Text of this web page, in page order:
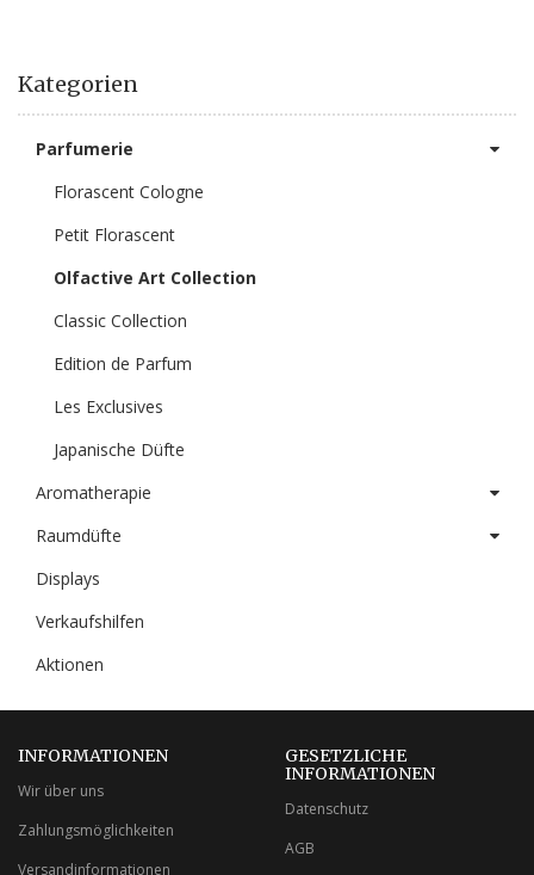
Kategorien
Parfumerie
Florascent Cologne
Petit Florascent
Olfactive Art Collection
Classic Collection
Edition de Parfum
Les Exclusives
Japanische Düfte
Aromatherapie
Raumdüfte
Displays
Verkaufshilfen
Aktionen
INFORMATIONEN
Wir über uns
Zahlungsmöglichkeiten
Versandinformationen
GESETZLICHE
INFORMATIONEN
Datenschutz
AGB